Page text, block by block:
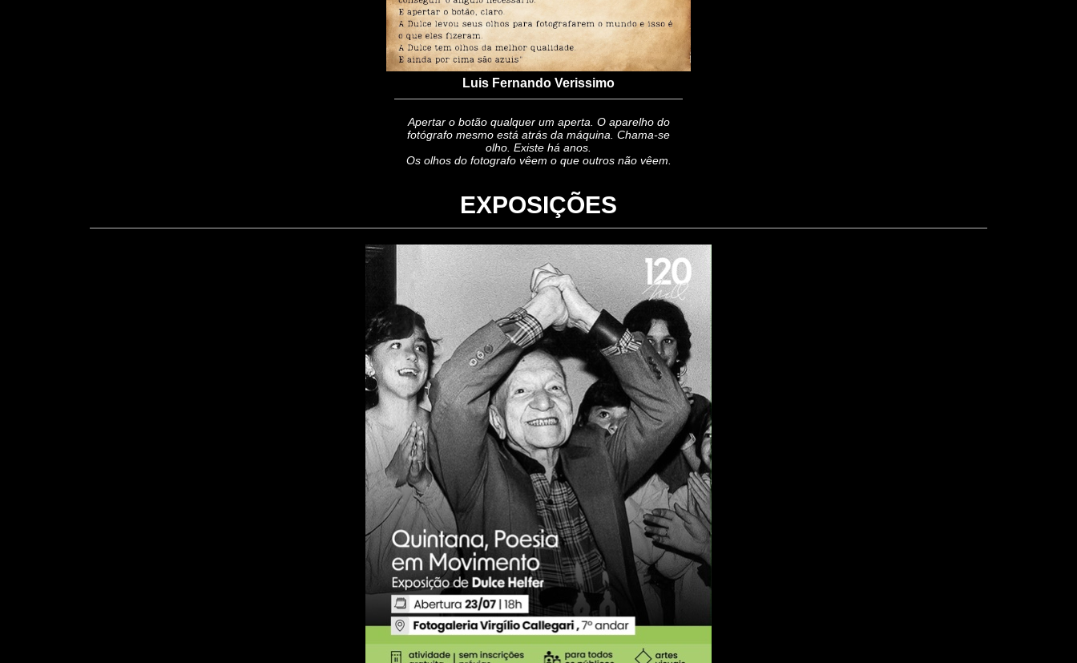
Luis Fernando Verissimo
Apertar o botão qualquer um aperta. O aparelho do
fotógrafo mesmo está atrás da máquina. Chama-se
olho. Existe há anos.
Os olhos do fotografo vêem o que outros não vêem.
EXPOSIÇÕES